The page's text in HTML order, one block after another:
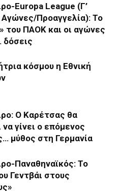
Europa League (Γ’
Αγώνες/Προαγγελία): Το
του ΠΑΟΚ και οι αγώνες
δόσεις
κόσμου η Εθνική
Ο Καρέτσας θα
να γίνει ο επόμενος
μύθος στη Γερμανία
Παναθηναϊκός: Το
Γεντβάι στους